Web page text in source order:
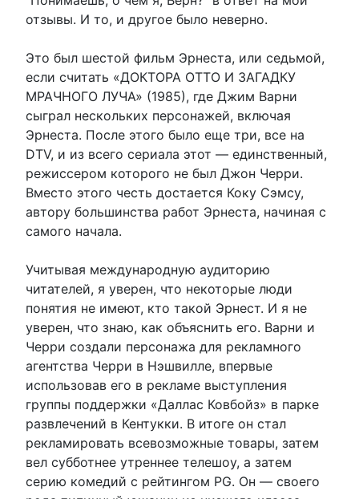
отзывы. И то, и другое было неверно.
Это был шестой фильм Эрнеста, или седьмой,
если считать «ДОКТОРА ОТТО И ЗАГАДКУ
МРАЧНОГО ЛУЧА» (1985), где Джим Варни
сыграл нескольких персонажей, включая
Эрнеста. После этого было еще три, все на
DTV, и из всего сериала этот — единственный,
режиссером которого не был Джон Черри.
Вместо этого честь достается Коку Сэмсу,
автору большинства работ Эрнеста, начиная с
самого начала.
Учитывая международную аудиторию
читателей, я уверен, что некоторые люди
понятия не имеют, кто такой Эрнест. И я не
уверен, что знаю, как объяснить его. Варни и
Черри создали персонажа для рекламного
агентства Черри в Нэшвилле, впервые
использовав его в рекламе выступления
группы поддержки «Даллас Ковбойз» в парке
развлечений в Кентукки. В итоге он стал
рекламировать всевозможные товары, затем
вел субботнее утреннее телешоу, а затем
серию комедий с рейтингом PG. Он — своего